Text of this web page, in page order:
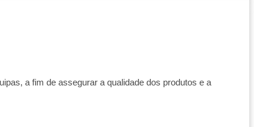
a fim de assegurar a qualidade dos produtos e a